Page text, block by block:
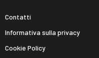
Contatti
Informativa sulla privacy
Cookie Policy